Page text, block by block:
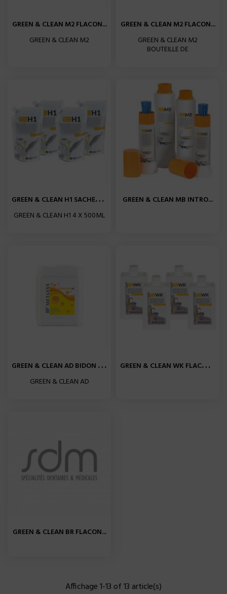
GREEN & CLEAN M2 FLACON...
GREEN & CLEAN M2
GREEN & CLEAN M2 FLACON...
GREEN & CLEAN M2
BOUTEILLE DE
G
REEN & CLEAN H1 SACHETS...
GREEN & CLEAN H1 4 X 500ML
GREEN & CLEAN MB INTRO...
G
REEN & CLEAN AD BIDON 1X5L...
GREEN & CLEAN AD
G
REEN & CLEAN WK FLACON...
GREEN & CLEAN BR FLACON...
Affichage 1-13 of 13 article(s)